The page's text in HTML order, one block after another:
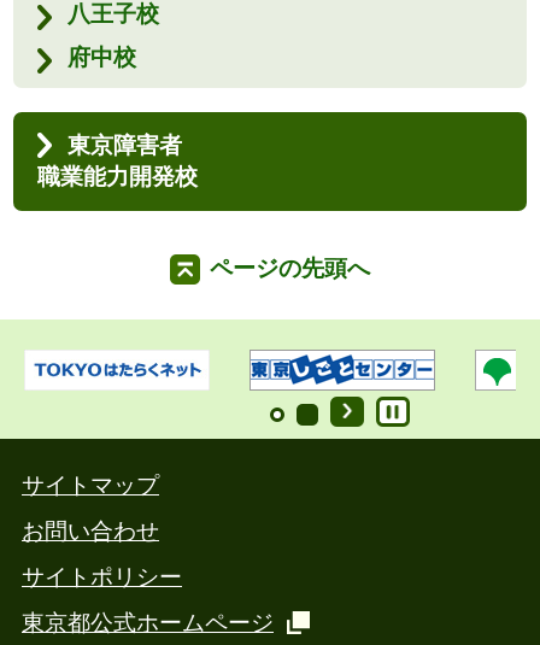
八王子校
府中校
東京障害者
職業能力開発校
ページの先頭へ
サイトマップ
お問い合わせ
サイトポリシー
東京都公式ホームページ